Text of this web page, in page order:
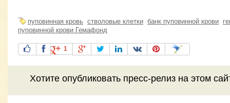
пуповинная кровь стволовые клетки банк пуповинной крови
пуповинной крови Гемафонд
1
Хотите опубликовать пресс-релизна этом